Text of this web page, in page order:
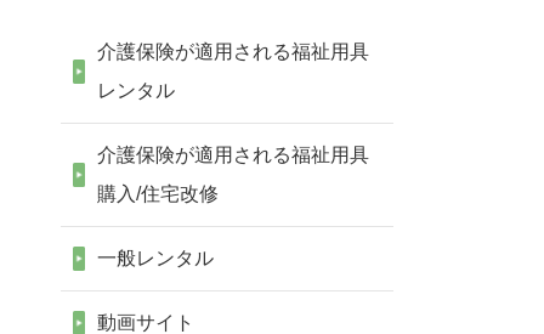
介護保険が適用される福祉用具
レンタル
介護保険が適用される福祉用具
購入/住宅改修
一般レンタル
動画サイト